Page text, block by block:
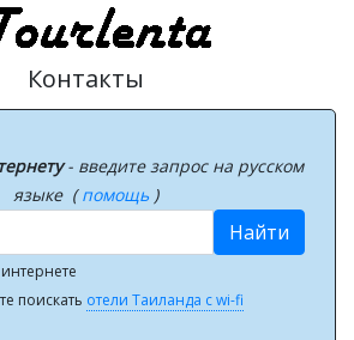
Контакты
- введите запрос на русском
языке (помощь )
Найти
поискать отели Таиланда с wi-fi